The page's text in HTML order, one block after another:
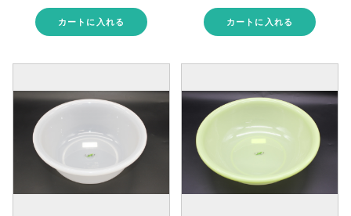
カートに入れる カートに入れる